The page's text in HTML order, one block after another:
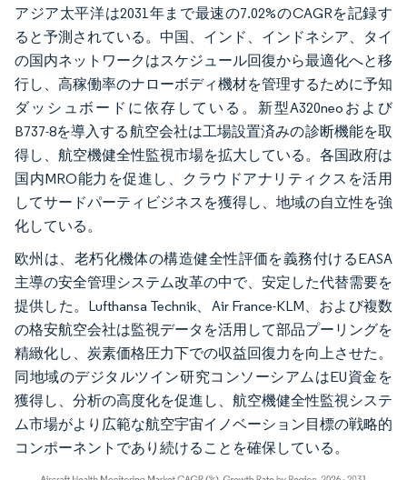
アジア太平洋は2031年まで最速の7.02%のCAGRを記録す
ると予測されている。中国、インド、インドネシア、タイ
の国内ネットワークはスケジュール回復から最適化へと移
行し、高稼働率のナローボディ機材を管理するために予知
ダッシュボードに依存している。新型A320neoおよび
B737-8を導入する航空会社は工場設置済みの診断機能を取
得し、航空機健全性監視市場を拡大している。各国政府は
国内MRO能力を促進し、クラウドアナリティクスを活用
してサードパーティビジネスを獲得し、地域の自立性を強
化している。
欧州は、老朽化機体の構造健全性評価を義務付けるEASA
主導の安全管理システム改革の中で、安定した代替需要を
提供した。Lufthansa Technik、Air France-KLM、および複数
の格安航空会社は監視データを活用して部品プーリングを
精緻化し、炭素価格圧力下での収益回復力を向上させた。
同地域のデジタルツイン研究コンソーシアムはEU資金を
獲得し、分析の高度化を促進し、航空機健全性監視システ
ム市場がより広範な航空宇宙イノベーション目標の戦略的
コンポーネントであり続けることを確保している。